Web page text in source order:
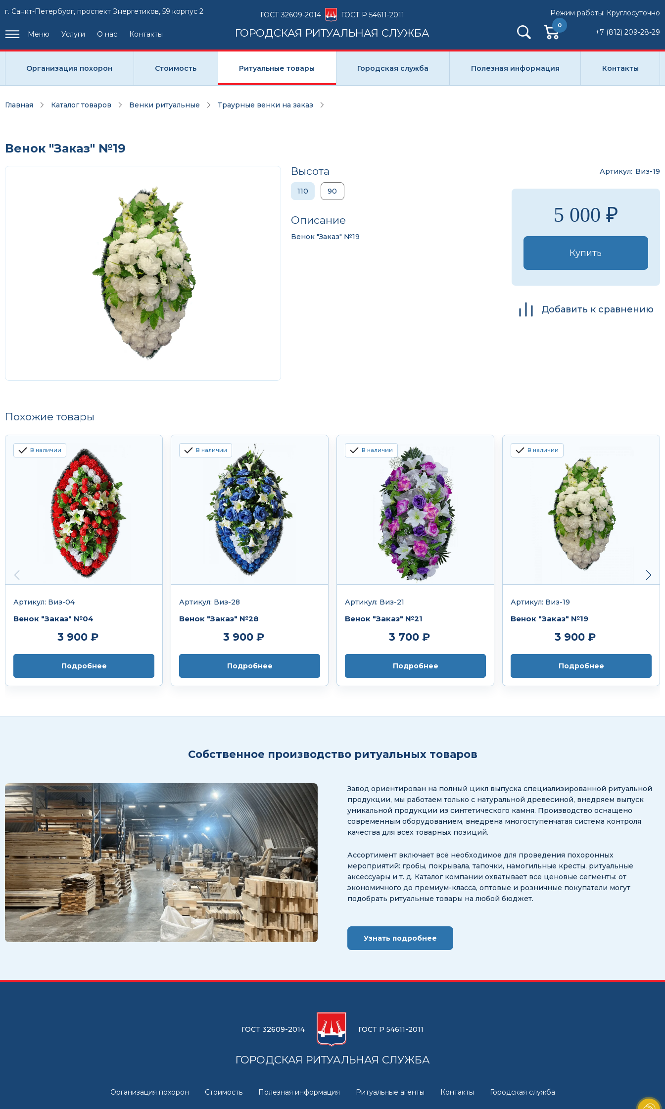
г. Санкт-Петербург, проспект Энергетиков, 59 корпус 2
Меню Услуги О нас Контакты
ГОСТ 32609-2014 ГОСТ Р 54611-2011
ГОРОДСКАЯ РИТУАЛЬНАЯ СЛУЖБА
Режим работы: Круглосуточно
0
+7 (812) 209-28-29
Организация похорон Стоимость Ритуальные товары Городская служба Полезная информация Контакты
Главная Каталог товаров Венки ритуальные Траурные венки на заказ
Венок "Заказ" №19
Высота
110 90
Описание
Венок "Заказ" №19
Артикул Виз-19
5 000 ₽
Купить
Добавить к сравнению
Похожие товары
В наличии
Артикул: Виз-04
Венок "Заказ" №04
3 900 ₽
Подробнее
В наличии
Артикул: Виз-28
Венок "Заказ" №28
3 900 ₽
Подробнее
В наличии
Артикул: Виз-21
Венок "Заказ" №21
3 700 ₽
Подробнее
В наличии
Артикул: Виз-19
Венок "Заказ" №19
3 900 ₽
Подробнее
Собственное производство ритуальных товаров
Завод ориентирован на полный цикл выпуска специализированной ритуальной
продукции, мы работаем только с натуральной древесиной, внедряем выпуск
уникальной продукции из синтетического камня. Производство оснащено
современным оборудованием, внедрена многоступенчатая система контроля
качества для всех товарных позиций.
Ассортимент включает всё необходимое для проведения похоронных
мероприятий: гробы, покрывала, тапочки, намогильные кресты, ритуальные
аксессуары и т. д. Каталог компании охватывает все ценовые сегменты: от
экономичного до премиум-класса, оптовые и розничные покупатели могут
подобрать ритуальные товары на любой бюджет.
Узнать подробнее
ГОСТ 32609-2014 ГОСТ Р 54611-2011
ГОРОДСКАЯ РИТУАЛЬНАЯ СЛУЖБА
Организация похорон Стоимость Полезная информация Ритуальные агенты Контакты Городская служба